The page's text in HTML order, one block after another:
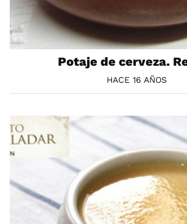
Potaje de cerveza.
HACE 16 AÑOS